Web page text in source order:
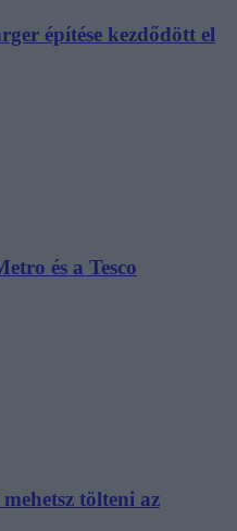
építése kezdődött el
és a Tesco
tölteni az